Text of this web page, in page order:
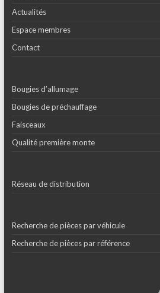
Actualités
Espace membres
Contact
Bougies d’allumage
Bougies de préchauffage
Faisceaux
Qualité première monte
Réseau de distribution
Recherche de pièces par véhicule
Recherche de pièces par référence